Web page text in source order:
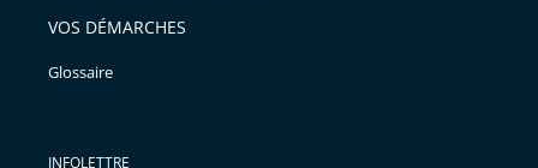
VOS DÉMARCHES
Glossaire
INFOLETTRE